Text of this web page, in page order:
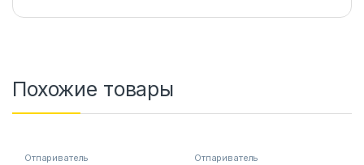
Похожие товары
Отпариватель Отпариватель